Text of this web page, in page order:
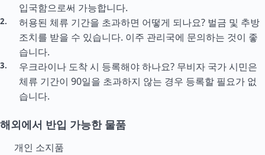
입국함으로써 가능합니다.
허용된 체류 기간을 초과하면 어떻게 되나요? 벌금 및 추방
조치를 받을 수 있습니다. 이주 관리국에 문의하는 것이 좋
습니다.
우크라이나 도착 시 등록해야 하나요? 무비자 국가 시민은
체류 기간이 90일을 초과하지 않는 경우 등록할 필요가 없
습니다.
해외에서 반입 가능한 물품
개인 소지품